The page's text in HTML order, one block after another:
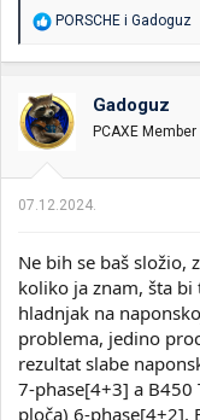
R
a
o
v
a
:
PORSCHE i Gadoguz
Gadoguz
PCAXE Member
07.12.2024.
Ne bih se baš složio,
koliko ja znam, šta
hladnjak na
problema, jedino
rezultat slabe
7-phase[4+3] a B450
ploča) 6-phase[4+2].